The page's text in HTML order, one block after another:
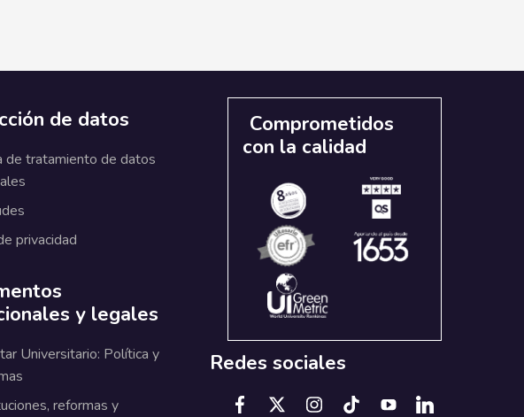
de datos
de tratamiento de datos
privacidad
y legales
Universitario: Política y
reformas y
Comprometidos
con la calidad
Redes sociales